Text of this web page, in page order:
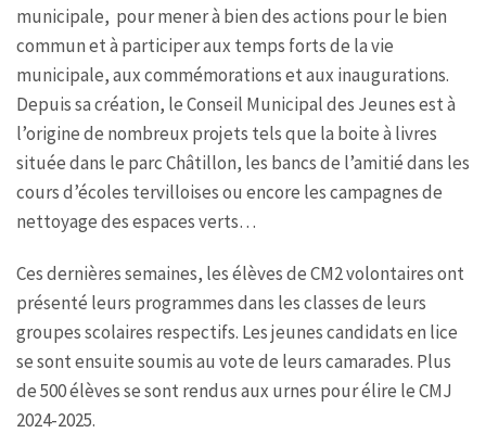
municipale, pour mener à bien des actions pour le bien
commun et à participer aux temps forts de la vie
municipale, aux commémorations et aux inaugurations.
Depuis sa création, le Conseil Municipal des Jeunes est à
l’origine de nombreux projets tels que la boite à livres
située dans le parc Châtillon, les bancs de l’amitié dans les
cours d’écoles tervilloises ou encore les campagnes de
nettoyage des espaces verts…
Ces dernières semaines, les élèves de CM2 volontaires ont
présenté leurs programmes dans les classes de leurs
groupes scolaires respectifs. Les jeunes candidats en lice
se sont ensuite soumis au vote de leurs camarades. Plus
de 500 élèves se sont rendus aux urnes pour élire le CMJ
2024-2025.